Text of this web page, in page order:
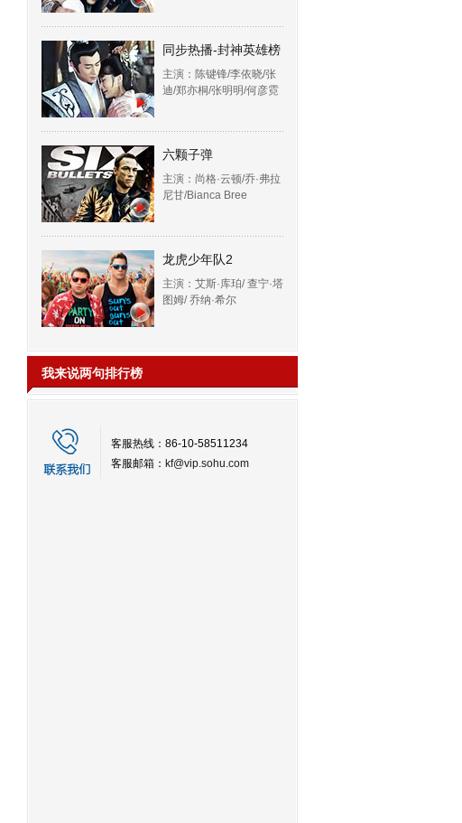
同步热播-封神英雄榜
主演：陈键锋/李依晓/张
迪/郑亦桐/张明明/何彦霓
六颗子弹
主演：尚格·云顿/乔·弗拉
尼甘/Bianca Bree
龙虎少年队2
主演：艾斯·库珀/ 查宁·塔
图姆/ 乔纳·希尔
我来说两句排行榜
客服热线：86-10-58511234
客服邮箱： kf@vip.sohu.com